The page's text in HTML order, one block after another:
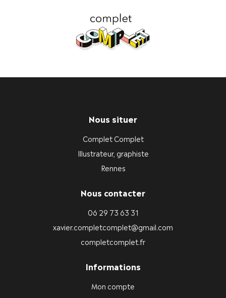
Nous situer
Complet Complet
Illustrateur, graphiste
Rennes
Nous contacter
06 29 73 63 31
xavier.completcomplet@gmail.com
completcomplet.fr
Informations
Mon compte